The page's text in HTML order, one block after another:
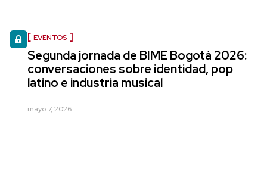
EVENTOS
Segunda jornada de BIME Bogotá 2026:
conversaciones sobre identidad, pop
latino e industria musical
mayo 7, 2026